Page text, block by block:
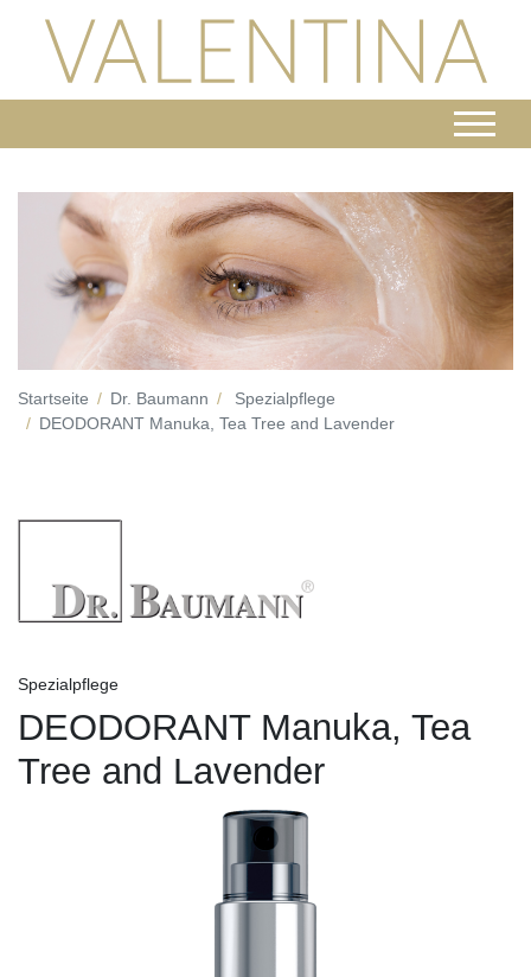
Startseite Dr. Baumann
Spezialpflege
DEODORANT Manuka, Tea Tree and Lavender
Spezialpflege
DEODORANT Manuka, Tea
Tree and Lavender